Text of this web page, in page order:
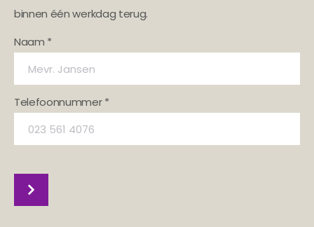
binnen één werkdag terug.
Naam *
Telefoonnummer *